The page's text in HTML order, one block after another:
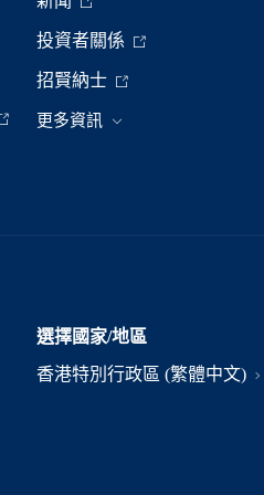
投資者關係
招賢納士
更多資訊
選擇國家/地區
香港特別行政區 (繁體中文)